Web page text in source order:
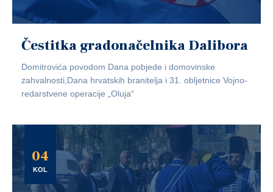
Čestitka gradonačelnika Dalibora
Domitrovića povodom Dana pobjede i domovinske
zahvalnosti,Dana hrvatskih branitelja i 31. obljetnice Vojno-
redarstvene operacije „Oluja“
04
KOL